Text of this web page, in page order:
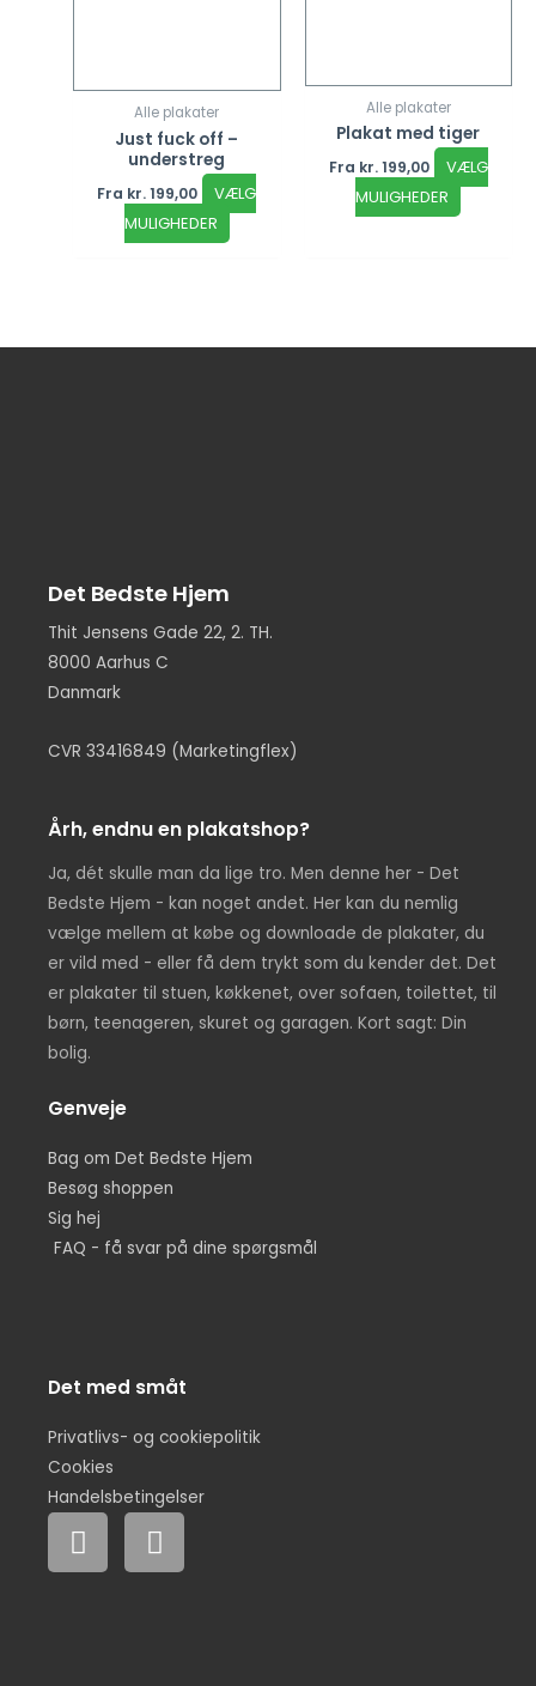
Alle plakater
Just fuck off –
understreg
Fra kr.199,00
VÆLG
MULIGHEDER
Alle plakater
Plakat med tiger
Fra kr.199,00
VÆLG
MULIGHEDER
Det Bedste Hjem
Thit Jensens Gade 22, 2. TH.
8000 Aarhus C
Danmark
CVR 33416849 (Marketingflex)
Årh, endnu en plakatshop?
Ja, dét skulle man da lige tro. Men denne her - Det
Bedste Hjem - kan noget andet. Her kan du nemlig
vælge mellem at købe og downloade de plakater, du
er vild med - eller få dem trykt som du kender det. Det
er plakater til stuen, køkkenet, over sofaen, toilettet, til
børn, teenageren, skuret og garagen. Kort sagt: Din
bolig.
Genveje
Bag om Det Bedste Hjem
Besøg shoppen
Sig hej
FAQ - få svar på dine spørgsmål
Det med småt
Privatlivs- og cookiepolitik
Cookies
Handelsbetingelser
F
a
c
I
n
s